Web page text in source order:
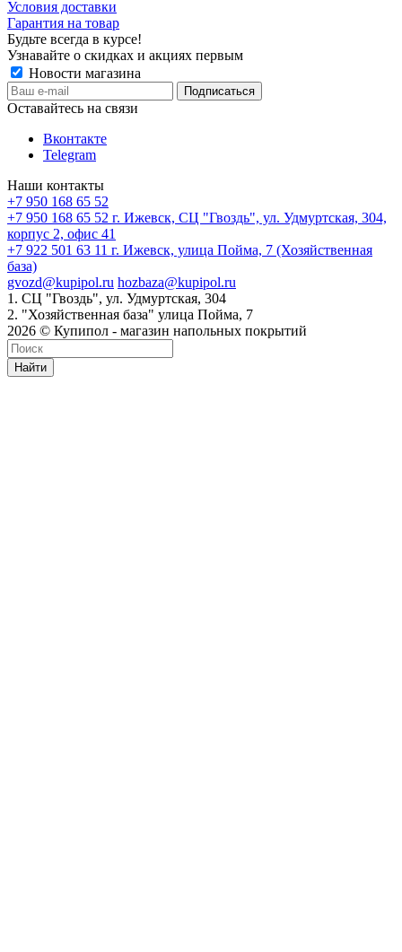
Условия доставки
Гарантия на товар
Будьте всегда в курсе!
Узнавайте о скидках и акциях первым
Новости магазина
Оставайтесь на связи
Вконтакте
Telegram
Наши контакты
+7 950 168 65 52
+7 950 168 65 52 г. Ижевск, СЦ "Гвоздь", ул. Удмуртская, 304,
корпус 2, офис 41
+7 922 501 63 11 г. Ижевск, улица Пойма, 7 (Хозяйственная
база)
gvozd@kupipol.ru hozbaza@kupipol.ru
1. СЦ "Гвоздь", ул. Удмуртская, 304
2. "Хозяйственная база" улица Пойма, 7
2026 © Купипол - магазин напольных покрытий
Найти